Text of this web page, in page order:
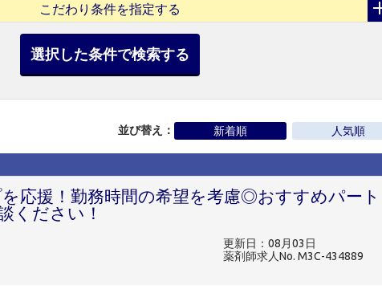
こだわり条件を指定する
選択した条件で検索する
並び替え： 新着順 人気順
応援！勤務時間の希望を考慮◎おすすめパート
ください！
更新日：08月03日
薬剤師求人No. M3C-434889